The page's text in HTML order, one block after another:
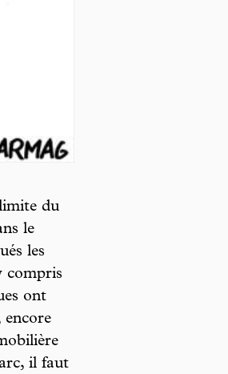
du
le
les
compris
ont
encore
il faut